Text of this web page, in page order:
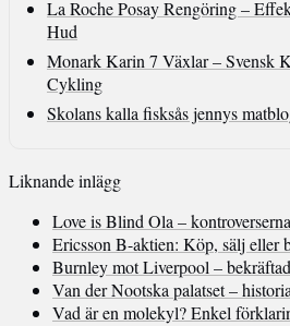
La Roche Posay Rengöring –
Hud
Monark Karin 7 Växlar – Svensk
Cykling
Skolans kalla fisksås jennys
Liknande inlägg
Love is Blind Ola –
Ericsson B-aktien: Köp, sälj eller
Burnley mot Liverpool –
Van der Nootska palatset –
Vad är en molekyl? Enkel